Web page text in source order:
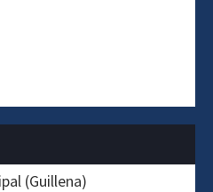
(Guillena)